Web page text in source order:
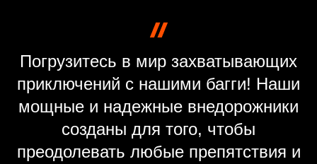
Погрузитесь в мир захватывающих
приключений с нашими багги! Наши
мощные и надежные внедорожники
созданы для того, чтобы
преодолевать любые препятствия и